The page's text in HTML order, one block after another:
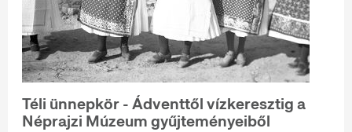
Téli ünnepkör - Ádventtől vízkeresztig a
Néprajzi Múzeum gyűjteményeiből